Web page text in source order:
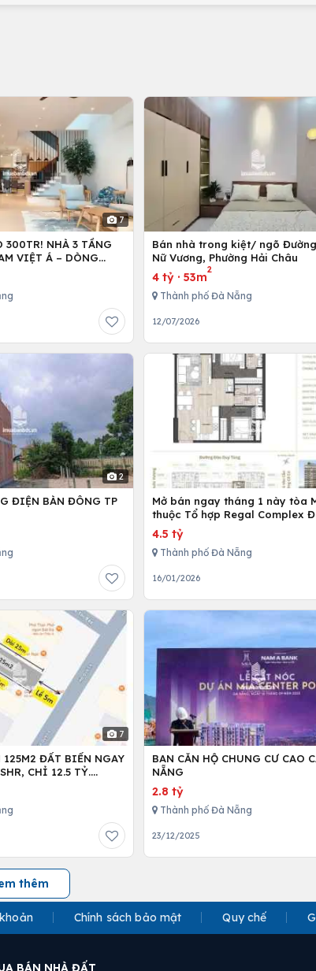
7
300TR! NHÀ 3 TẦNG
VIỆT Á – DÒNG
Bán nhà trong kiệt/ ngõ
Nữ Vương, Phường Hải Châu
4 tỷ· 53m
2
Thành phố Đà Nẵng
12/07/2026
2
ĐIỆN BÀN ĐÔNG TP
Mở bán ngay tháng 1 này tòa
thuộc Tổ hợp Regal Complex
4.5 tỷ
Thành phố Đà Nẵng
16/01/2026
7
125M2 ĐẤT BIỂN NGAY
CHỈ 12.5 TỶ.
BAN CĂN HỘ CHUNG CƯ CAO
NẴNG
2.8 tỷ
Thành phố Đà Nẵng
23/12/2025
thêm
Chính sách bảo mật Quy chế
BÁN NHÀ ĐẤT